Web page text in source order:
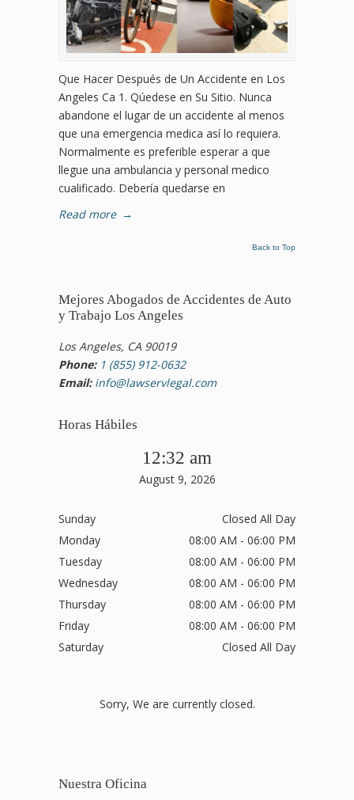
Que Hacer Después de Un Accidente en Los
Angeles Ca 1. Qúedese en Su Sitio. Nunca
abandone el lugar de un accidente al menos
que una emergencia medica así lo requiera.
Normalmente es preferible esperar a que
llegue una ambulancia y personal medico
cualificado. Debería quedarse en
Read more →
Back to Top
Mejores Abogados de Accidentes de Auto
y Trabajo Los Angeles
Los Angeles, CA 90019
Phone: 1 (855) 912-0632
Email: info@lawservlegal.com
Horas Hábiles
12:32 am
August 9, 2026
Sunday
Closed All Day
Monday
08:00 AM - 06:00 PM
Tuesday
08:00 AM - 06:00 PM
Wednesday
08:00 AM - 06:00 PM
Thursday
08:00 AM - 06:00 PM
Friday
08:00 AM - 06:00 PM
Saturday
Closed All Day
Sorry, We are currently closed.
Nuestra Oficina